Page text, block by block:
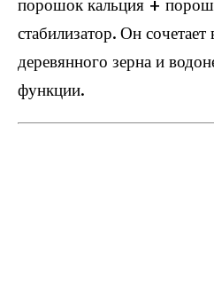
SC5-06 4mm Chevrone Spc Flooring
порошок кальция +
стабилизатор. Он сочетает
деревянного зерна и
функции.